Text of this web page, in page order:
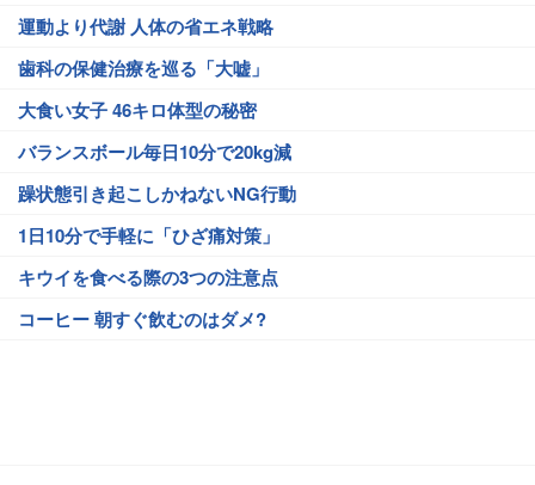
運動より代謝 人体の省エネ戦略
歯科の保健治療を巡る「大嘘」
大食い女子 46キロ体型の秘密
バランスボール毎日10分で20kg減
躁状態引き起こしかねないNG行動
1日10分で手軽に「ひざ痛対策」
キウイを食べる際の3つの注意点
コーヒー 朝すぐ飲むのはダメ?